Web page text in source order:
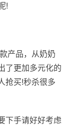
!
产品，从奶奶
了更加多元化的
抢买!秒杀很多
手请好好考虑